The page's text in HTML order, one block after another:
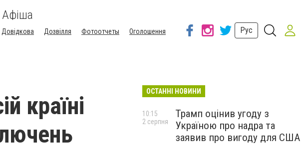
Афіша
Довідкова Дозвілля Фотоотчеты
Оголошення
Рус
країні
ОСТАННІ НОВИНИ
Трамп оцінив угоду з
Україною про надра та
заявив про вигоду для США
10:15
2 серпня